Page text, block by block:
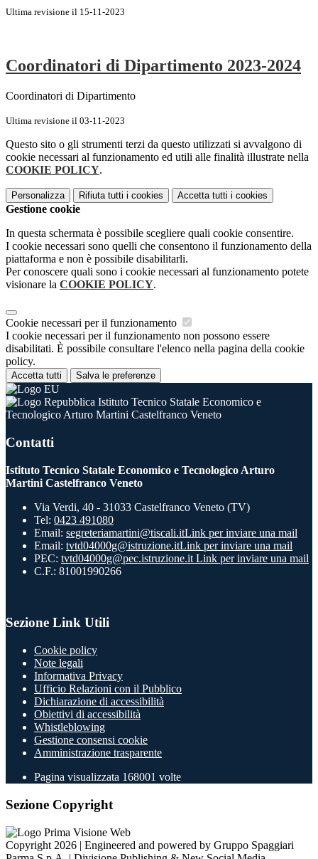
Ultima revisione il 15-11-2023
Coordinatori di Dipartimento 2023-2024
Coordinatori di Dipartimento
Ultima revisione il 03-11-2023
Questo sito o gli strumenti terzi da questo utilizzati si avvalgono di
cookie necessari al funzionamento ed utili alle finalità illustrate nella
COOKIE POLICY.
Personalizza Rifiuta tutti i cookies Accetta tutti i cookies
Gestione cookie
In questa schermata è possibile scegliere quali cookie consentire.
I cookie necessari sono quelli che consentono il funzionamento della
piattaforma e non è possibile disabilitarli.
Per conoscere quali sono i cookie necessari al funzionamento potete
visionare la COOKIE POLICY.
Cookie necessari per il funzionamento
I cookie necessari per il funzionamento non possono essere
disabilitati. È possibile consultare l'elenco nella pagina della cookie
policy.
Accetta tutti Salva le preferenze
Istituto Tecnico Statale Economico e
Tecnologico Arturo Martini Castelfranco Veneto
Contatti
Istituto Tecnico Statale Economico e Tecnologico Arturo
Martini Castelfranco Veneto
Via Verdi, 40 - 31033 Castelfranco Veneto (TV)
Tel: 0423 491080
Email: segreteriamartini@tiscali.itLink per inviare una mail
Email: tvtd04000g@istruzione.itLink per inviare una mail
PEC: tvtd04000g@pec.istruzione.it Link per inviare una mail
C.F.: 81001990266
Sezione Link Utili
Cookie policy
Note legali
Informativa Privacy
Ufficio Relazioni con il Pubblico
Dichiarazione di accessibilità
Obiettivi di accessibilità
Whistleblowing
Gestione consensi cookie
Amministrazione trasparente
Pagina visualizzata 168001 volte
Sezione Copyright
Copyright 2026 | Engineered and powered by Gruppo Spaggiari